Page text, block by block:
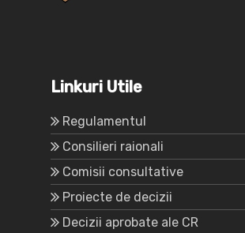
Linkuri Utile
Regulamentul
Consilieri raionali
Comisii consultative
Proiecte de decizii
Decizii aprobate ale CR